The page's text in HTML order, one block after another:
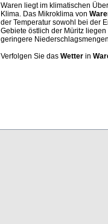
Waren liegt im klimatischen
Klima. Das Mikroklima von
der Temperatur sowohl bei der
Gebiete östlich der Müritz
geringere
Verfolgen Sie das Wetter in